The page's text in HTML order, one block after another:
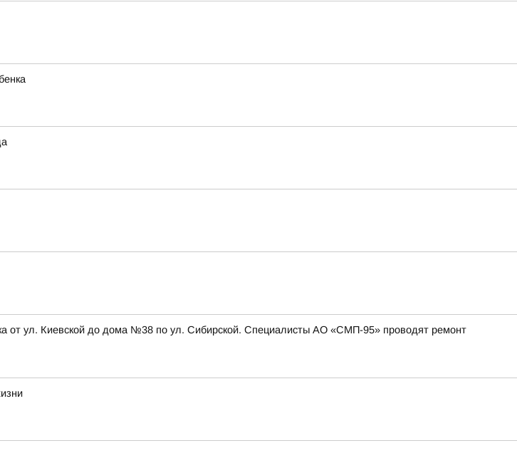
от ул. Киевской до дома №38 по ул. Сибирской. Специалисты АО «СМП-95» проводят ремонт